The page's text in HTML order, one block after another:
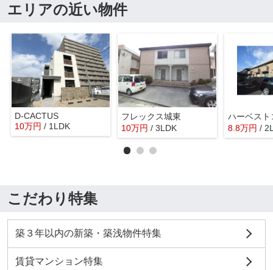
エリアの近い物件
D-CACTUS
10万円 / 1LDK
フレックス城東
10万円 / 3LDK
ハーベス
8.8万円 /
こだわり特集
築３年以内の新築・築浅物件特集
賃貸マンション特集